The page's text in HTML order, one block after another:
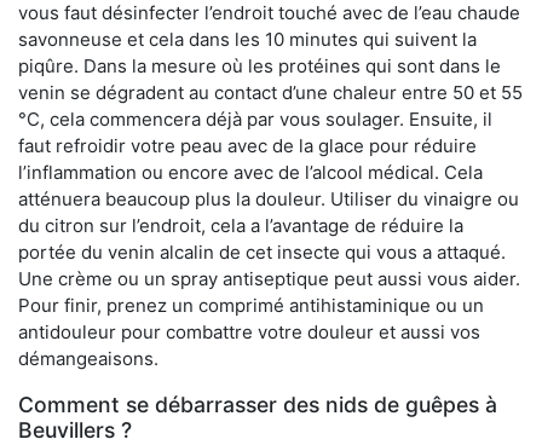
vous faut désinfecter l’endroit touché avec de l’eau chaude
savonneuse et cela dans les 10 minutes qui suivent la
piqûre. Dans la mesure où les protéines qui sont dans le
venin se dégradent au contact d’une chaleur entre 50 et 55
°C, cela commencera déjà par vous soulager. Ensuite, il
faut refroidir votre peau avec de la glace pour réduire
l’inflammation ou encore avec de l’alcool médical. Cela
atténuera beaucoup plus la douleur. Utiliser du vinaigre ou
du citron sur l’endroit, cela a l’avantage de réduire la
portée du venin alcalin de cet insecte qui vous a attaqué.
Une crème ou un spray antiseptique peut aussi vous aider.
Pour finir, prenez un comprimé antihistaminique ou un
antidouleur pour combattre votre douleur et aussi vos
démangeaisons.
Comment se débarrasser des nids de guêpes à
Beuvillers ?